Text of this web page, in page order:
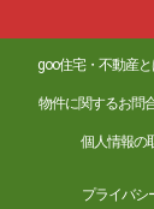
goo住宅・不動産と
物件に関するお問
個人情報の
プライバシ